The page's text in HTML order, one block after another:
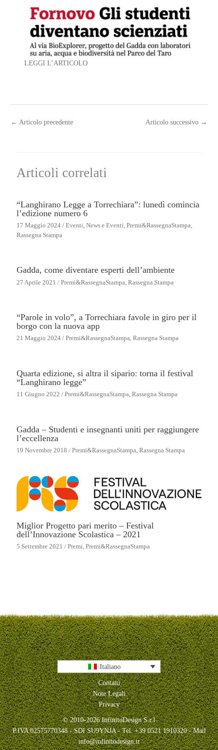
LEGGI L’ARTICOLO
← Articolo precedente Articolo successivo →
Articoli correlati
“Langhirano Legge a Torrechiara”: lunedì comincia
l’edizione numero 6
17 Maggio 2024 / Eventi, News e Eventi, Premi&RassegnaStampa,
Rassegna Stampa
Gadda, come diventare esperti dell’ambiente
27 Aprile 2021 / Premi&RassegnaStampa Rassegna Stampa
“Parole in volo”, a Torrechiara favole in giro per il
borgo con la nuova app
21 Maggio 2024 / Premi&RassegnaStampa, Rassegna Stampa
Quarta edizione, si altra il sipario: torna il festival
“Langhirano legge”
11 Giugno 2022 / Premi&RassegnaStampa, Rassegna Stampa
Gadda – Studenti e insegnanti uniti per raggiungere
l’eccellenza
19 Novembre 2018 / Premi&RassegnaStampa, Rassegna Stampa
Miglior Progetto pari merito – Festival
dell’Innovazione Scolastica – 2021
5 Settembre 2021 / Premi, Premi&RassegnaStampa
Italiano
Contatti
Note Legali
Privacy
© 2010-2026 InfinitoDesign S.r.l
P.IVA 02575770348 - SDI SU9YNJA - Tel. +39 0521 1910320 - Mail
info@infinitodesign.it